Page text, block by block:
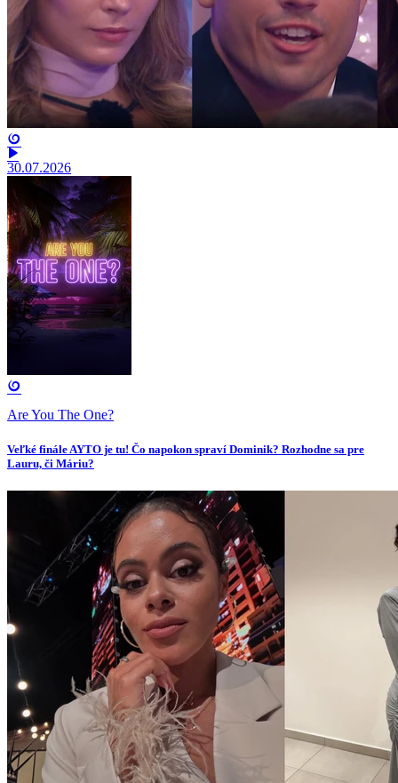
30.07.2026
Are You The One?
Veľké finále AYTO je tu! Čo napokon spraví Dominik? Rozhodne sa pre
Lauru, či Máriu?